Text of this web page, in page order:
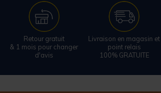
Retour gratuit
& 1 mois pour changer
d'avis
Livraison en magasin et
point relais
100% GRATUITE